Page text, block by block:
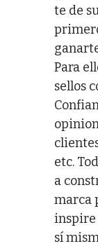
te de
Para
sellos
etc.
a
marca
inspire
sí